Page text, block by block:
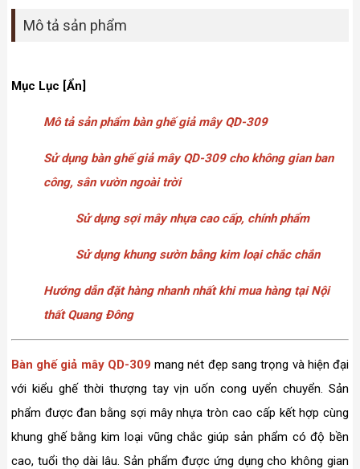
Mô tả sản phẩm
Mục Lục [Ẩn]
Mô tả sản phẩm bàn ghế giả mây QD-309
Sử dụng bàn ghế giả mây QD-309 cho không gian ban
công, sân vườn ngoài trời
Sử dụng sợi mây nhựa cao cấp, chính phẩm
Sử dụng khung sườn bằng kim loại chắc chắn
Hướng dẫn đặt hàng nhanh nhất khi mua hàng tại Nội
thất Quang Đông
Bàn ghế giả mây QD-309 mang nét đẹp sang trọng và hiện đại
với kiểu ghế thời thượng tay vịn uốn cong uyển chuyển. Sản
phẩm được đan bằng sợi mây nhựa tròn cao cấp kết hợp cùng
khung ghế bằng kim loại vũng chắc giúp sản phẩm có độ bền
cao, tuổi thọ dài lâu. Sản phẩm được ứng dụng cho không gian